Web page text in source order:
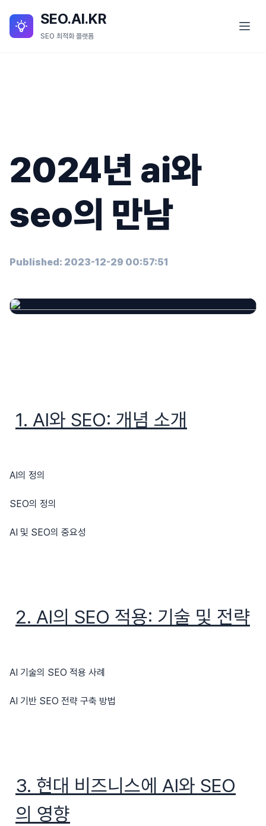
SEO.AI.KR
SEO 최적화 플랫폼
SEO.AI.KR 세부 기능
블로그
2024년 ai와
seo의 만남
Published: 2023-12-29 00:57:51
1. AI와 SEO: 개념 소개
AI의 정의
SEO의 정의
AI 및 SEO의 중요성
2. AI의 SEO 적용: 기술 및 전략
AI 기술의 SEO 적용 사례
AI 기반 SEO 전략 구축 방법
3. 현대 비즈니스에 AI와 SEO
의 영향